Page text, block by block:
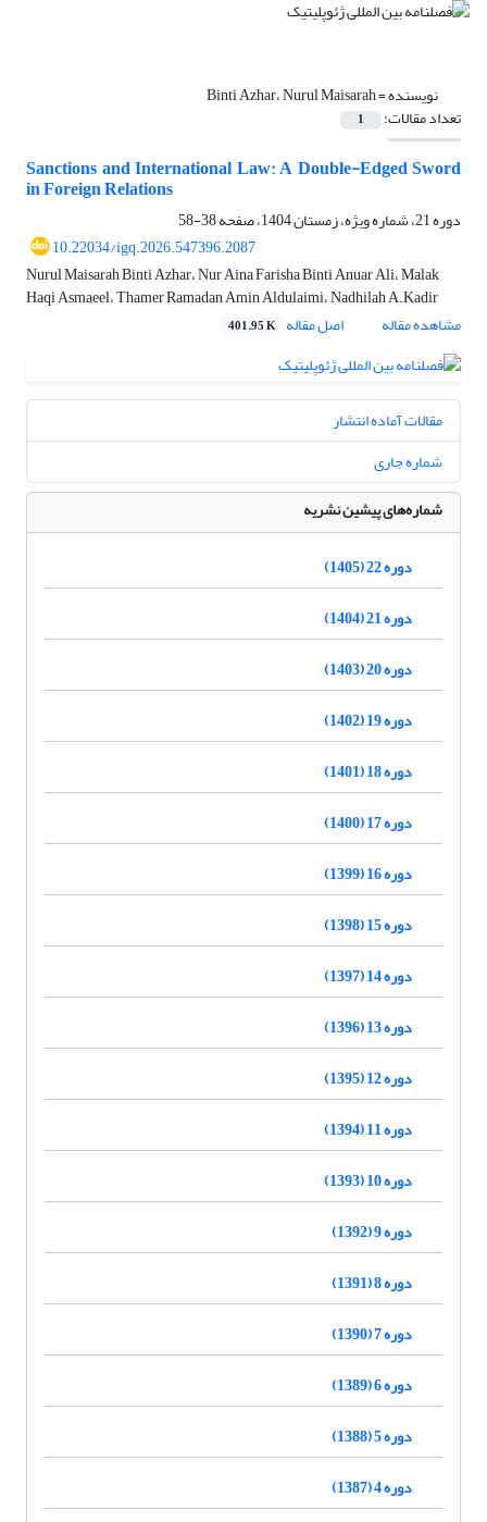
نویسنده =Binti Azhar، Nurul Maisarah
تعداد مقالات: 1
Sanctions and International Law: A Double-Edged Sword
in Foreign Relations
دوره 21، شماره ویژه، زمستان 1404، صفحه
38-58
10.22034/igq.2026.547396.2087
Nurul Maisarah Binti Azhar، Nur Aina Farisha Binti Anuar Ali، Malak
Haqi Asmaeel، Thamer Ramadan Amin Aldulaimi، Nadhilah A.Kadir
مشاهده مقاله
اصل مقاله 401.95 K
مقالات آماده انتشار
شماره جاری
شماره‌های پیشین نشریه
دوره 22 (1405)
دوره 21 (1404)
دوره 20 (1403)
دوره 19 (1402)
دوره 18 (1401)
دوره 17 (1400)
دوره 16 (1399)
دوره 15 (1398)
دوره 14 (1397)
دوره 13 (1396)
دوره 12 (1395)
دوره 11 (1394)
دوره 10 (1393)
دوره 9 (1392)
دوره 8 (1391)
دوره 7 (1390)
دوره 6 (1389)
دوره 5 (1388)
دوره 4 (1387)